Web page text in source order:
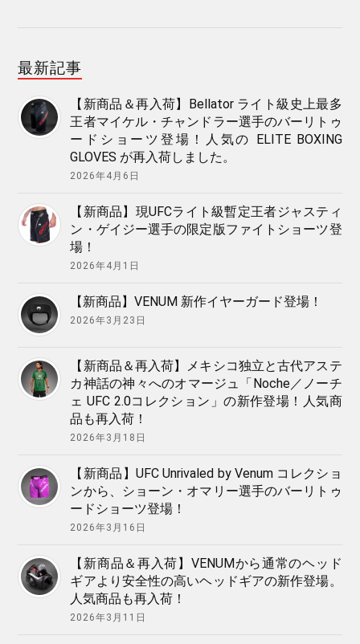
最新記事
【新商品＆再入荷】Bellator ライト級史上最多
王者マイケル・チャンドラー選手のバーリトゥ
ードショーツ登場！人気の ELITE BOXING
GLOVES が再入荷しました。
2026年4月6日
【新商品】現UFCライト級暫定王者ジャスティ
ン・ゲイジー選手の限定版ファイトショーツ登
場！
2026年4月1日
【新商品】VENUM 新作イヤーガード登場！
2026年3月23日
【新商品＆再入荷】メキシコ独立と古代アステ
カ神話の神々へのオマージュ「Noche／ノーチ
ェ UFC 2.0コレクション」の新作登場！人気商
品も再入荷！
2026年3月18日
【新商品】UFC Unrivaled by Venum コレクショ
ンから、ショーン・オマリー選手のバーリトゥ
ードショーツ登場！
2026年3月16日
【新商品＆再入荷】VENUMから通常のヘッド
ギアより安全性の高いヘッドギアの新作登場。
人気商品も再入荷！
2026年3月11日